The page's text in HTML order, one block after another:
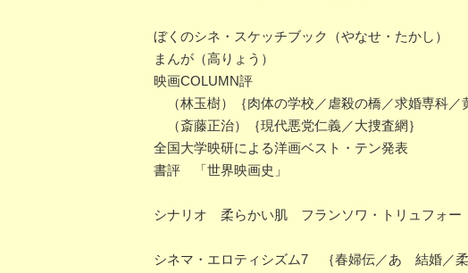
ぼくのシネ・スケッチブック（やなせ・たかし）
まんが（高りょう）
映画COLUMN評
（林玉樹）｛肉体の学校／虐殺の橋／求婚専科／
（斎藤正治）｛現代悪党仁義／大捜査網｝
全国大学映研による洋画ベスト・テン発表
書評 「世界映画史」
シナリオ 柔らかい肌 フランソワ・トリュフォー
シネマ・エロティシズム7 ｛春婦伝／あゝ結婚／